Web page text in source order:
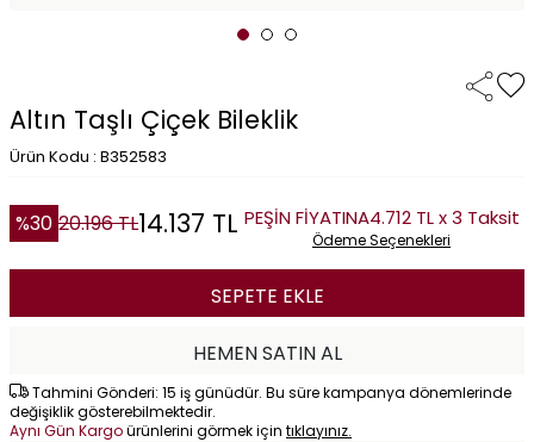
Altın Taşlı Çiçek Bileklik
Ürün Kodu : B352583
%30 20.196TL14.137 TL PEŞİN FİYATINA4.712 TL x 3 Taksit
Ödeme Seçenekleri
SEPETE EKLE
HEMEN SATIN AL
Tahmini Gönderi: 15 iş günüdür. Bu süre kampanya dönemlerinde
değişiklik gösterebilmektedir.
Aynı Gün Kargoürünlerini görmek için tıklayınız.